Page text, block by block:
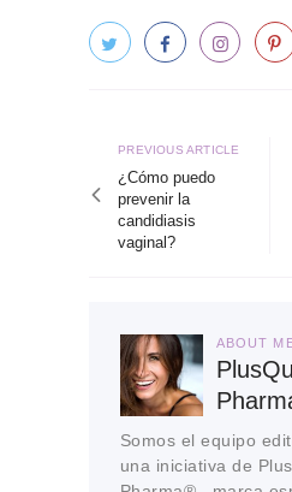
de
entradas
Previous
article
PREVIOUS ARTICLE
¿Cómo puedo
prevenir la
candidiasis
vaginal?
ABOUT
Somos el equipo
una iniciativa de